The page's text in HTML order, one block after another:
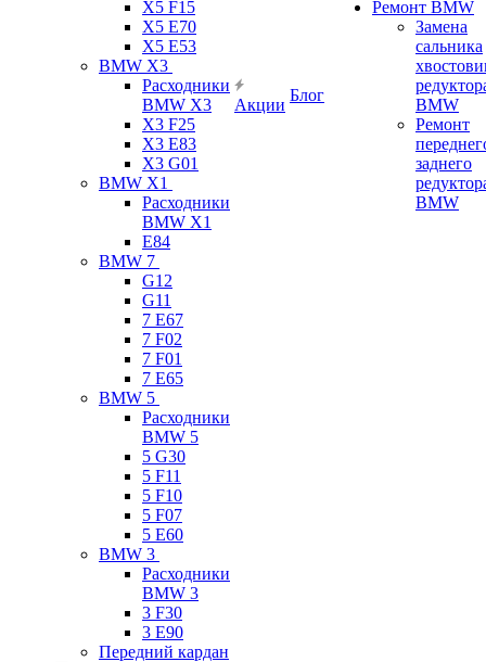
X5 F15
X5 E70
X5 E53
BMW X3
Расходники
BMW X3
X3 F25
X3 E83
X3 G01
BMW X1
Расходники
BMW X1
E84
BMW 7
G12
G11
7 Е67
7 F02
7 F01
7 E65
BMW 5
Расходники
BMW 5
5 G30
5 F11
5 F10
5 F07
5 E60
BMW 3
Расходники
BMW 3
3 F30
3 E90
Передний кардан
Акции
Блог
Ремонт BMW
Замена
сальника
BMW
Ремонт
заднего
BMW